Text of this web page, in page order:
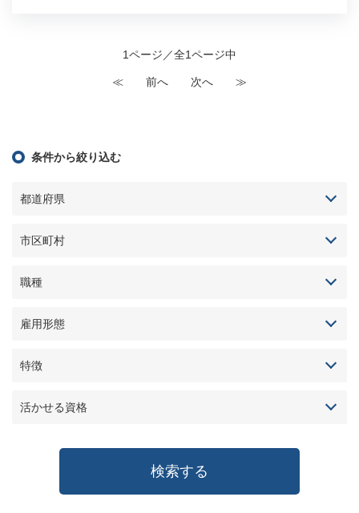
1ページ／全1ページ中
≪ 前へ 次へ ≫
条件から絞り込む
都道府県
市区町村
職種
雇用形態
特徴
活かせる資格